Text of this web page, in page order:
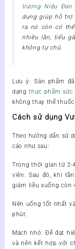
đêm,
tiểu
nhiều
lần
số
Vương Niệu Đan
dụng giúp hỗ trợ
ra nó còn có
nhiều lần, tiểu
không tự chủ.
Lưu ý: Sản phẩm
dạngthực phẩm sức
không thay thế
Cách sử dụng
Theo hướng dẫn sử
cáo như sau:
Trong thời gian từ 2-
viên. Sau đó, khi
giảm liều xuống còn
Nên uống tốt nhất
phút.
Mách nhỏ: Để đạt
và nên kết hợp với